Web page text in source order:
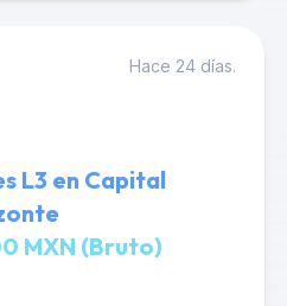
Hace 24 días.
L3 en Capital
MXN (Bruto)